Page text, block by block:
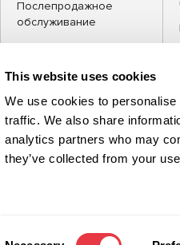
This website uses cookies
We use cookies to
traffic. We also share
analytics partners who may
they’ve collected from your
Послепродажное
обслуживание
FAQ
Блог
Оборудование